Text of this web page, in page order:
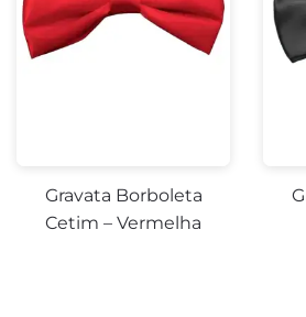
Gravata Borboleta
Cetim – Vermelha